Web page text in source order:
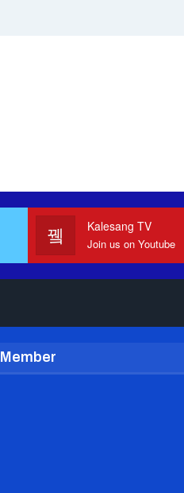
Kalesang TV
Join us on Youtube
Member